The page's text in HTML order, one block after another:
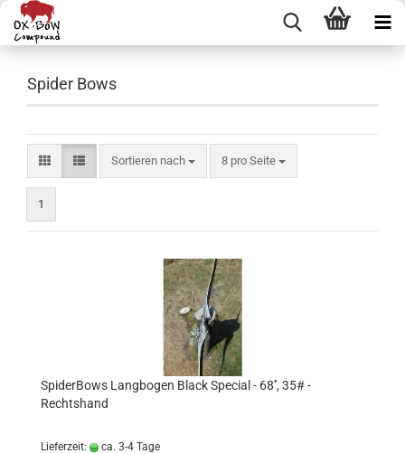
Spider Bows
Sortieren nach
Sortieren nach 8 pro Seite
pro Seite
1
SpiderBows Langbogen Black Special - 68'', 35# -
Rechtshand
Lieferzeit: ca. 3-4 Tage